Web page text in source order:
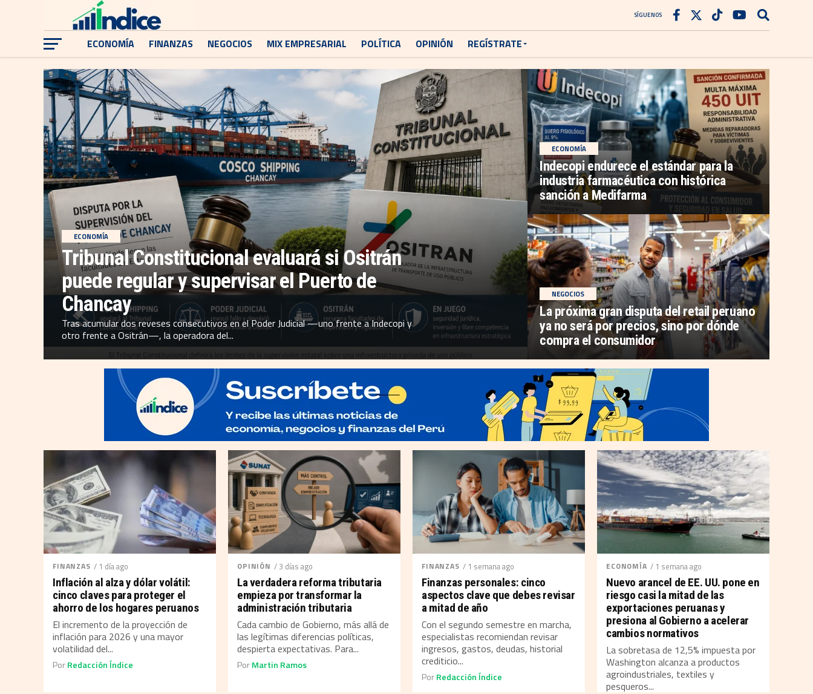
SÍGUENOS
ECONOMÍA FINANZAS NEGOCIOS MIX EMPRESARIAL POLÍTICA OPINIÓN REGÍSTRATE
ECONOMÍA
Tribunal Constitucional evaluará si Ositrán
puede regular y supervisar el Puerto de
Chancay
Tras acumular dos reveses consecutivos en el Poder Judicial —uno frente a Indecopi y
otro frente a Ositrán—, la operadora del...
ECONOMÍA
Indecopi endurece el estándar para la
industria farmacéutica con histórica
sanción a Medifarma
NEGOCIOS
La próxima gran disputa del retail peruano
ya no será por precios, sino por dónde
compra el consumidor
FINANZAS / 1 día ago
Inflación al alza y dólar volátil:
cinco claves para proteger el
ahorro de los hogares peruanos
El incremento de la proyección de
inflación para 2026 y una mayor
volatilidad del...
PorRedacción Índice
OPINIÓN / 3 días ago
La verdadera reforma tributaria
empieza por transformar la
administración tributaria
Cada cambio de Gobierno, más allá de
las legítimas diferencias políticas,
despierta expectativas. Para...
PorMartin Ramos
FINANZAS / 1 semana ago
Finanzas personales: cinco
aspectos clave que debes revisar
a mitad de año
Con el segundo semestre en marcha,
especialistas recomiendan revisar
ingresos, gastos, deudas, historial
crediticio...
PorRedacción Índice
ECONOMÍA / 1 semana ago
Nuevo arancel de EE. UU. pone en
riesgo casi la mitad de las
exportaciones peruanas y
presiona al Gobierno a acelerar
cambios normativos
La sobretasa de 12,5% impuesta por
Washington alcanza a productos
agroindustriales, textiles y
pesqueros...